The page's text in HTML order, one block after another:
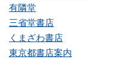
有隣堂
三省堂書店
くまざわ書店
東京都書店案内